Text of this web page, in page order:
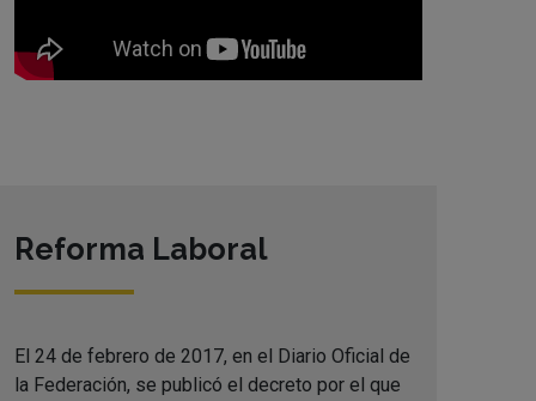
Reforma Laboral
El 24 de febrero de 2017, en el Diario Oficial de
la Federación, se publicó el decreto por el que